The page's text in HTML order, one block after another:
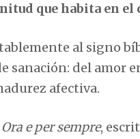
que habita en el
al signo
sanación: del amor
afectiva.
Ora e per sempre,